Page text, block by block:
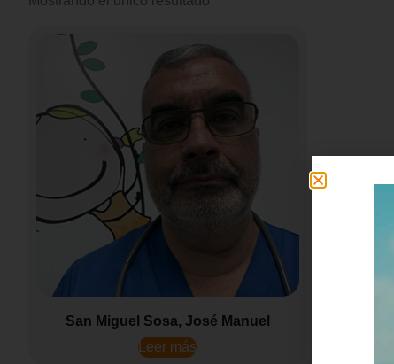
San Miguel Sosa, José Manuel
Leer más